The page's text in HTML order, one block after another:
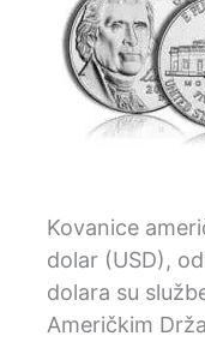
Kovanice
dolar (USD),
dolara su
Američkim